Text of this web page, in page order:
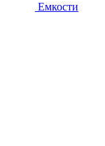
Емкости